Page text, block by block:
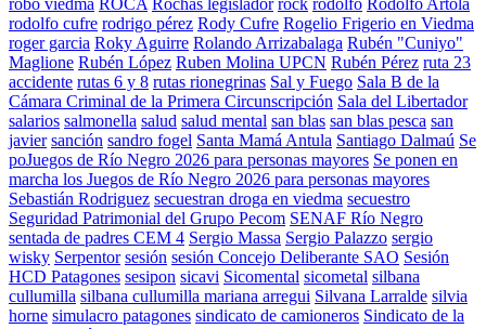
robo viedma ROCA Rochas legislador rock rodolfo Rodolfo Artola
rodolfo cufre rodrigo pérez Rody Cufre Rogelio Frigerio en Viedma
roger garcia Roky Aguirre Rolando Arrizabalaga Rubén "Cuniyo"
Maglione Rubén López Ruben Molina UPCN Rubén Pérez ruta 23
accidente rutas 6 y 8 rutas rionegrinas Sal y Fuego Sala B de la
Cámara Criminal de la Primera Circunscripción Sala del Libertador
salarios salmonella salud salud mental san blas san blas pesca san
javier sanción sandro fogel Santa Mamá Antula Santiago Dalmaú Se
poJuegos de Río Negro 2026 para personas mayores Se ponen en
marcha los Juegos de Río Negro 2026 para personas mayores
Sebastián Rodriguez secuestran droga en viedma secuestro
Seguridad Patrimonial del Grupo Pecom SENAF Río Negro
sentada de padres CEM 4 Sergio Massa Sergio Palazzo sergio
wisky Serpentor sesión sesión Concejo Deliberante SAO Sesión
HCD Patagones sesipon sicavi Sicomental sicometal silbana
cullumilla silbana cullumilla mariana arregui Silvana Larralde silvia
horne simulacro patagones sindicato de camioneros Sindicato de la